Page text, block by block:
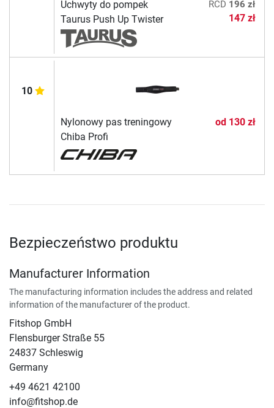
Uchwyty do pompek
Taurus Push Up Twister
RCD 196 zł
147 zł
10
Nylonowy pas treningowy
Chiba Profi
od 130 zł
Bezpieczeństwo produktu
Manufacturer Information
The manufacturing information includes the address and related
information of the manufacturer of the product.
Fitshop GmbH
Flensburger Straße 55
24837 Schleswig
Germany
+49 4621 42100
info@fitshop.de